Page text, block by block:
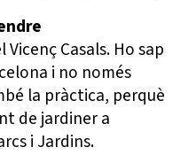
Casals. Ho sap
i no només
la pràctica, perquè
de jardiner a
i Jardins.